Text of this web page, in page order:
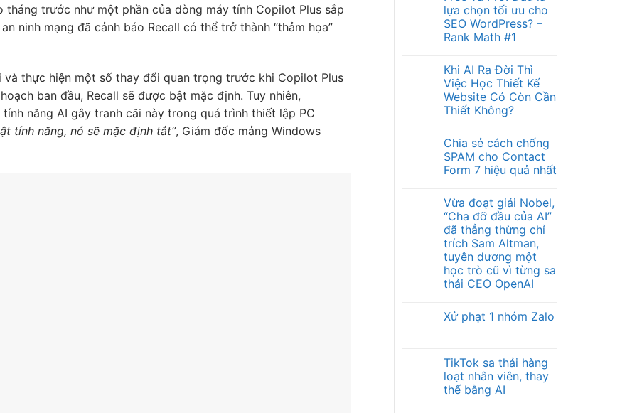
trước như một phần của dòng máy tính Copilot Plus sắp
ninh mạng đã cảnh báo Recall có thể trở thành “thảm họa”
thực hiện một số thay đổi quan trọng trước khi Copilot Plus
ban đầu, Recall sẽ được bật mặc định. Tuy nhiên,
năng AI gây tranh cãi này trong quá trình thiết lập PC
tính năng, nó sẽ mặc định tắt”, Giám đốc mảng Windows
lựa chọn tối ưu cho
SEO WordPress? –
Rank Math #1
Khi AI Ra Đời Thì
Việc Học Thiết Kế
Website Có Còn Cần
Thiết Không?
Chia sẻ cách chống
SPAM cho Contact
Form 7 hiệu quả nhất
Vừa đoạt giải Nobel,
“Cha đỡ đầu của AI”
đã thẳng thừng chỉ
trích Sam Altman,
tuyên dương một
học trò cũ vì từng sa
thải CEO OpenAI
Xử phạt 1 nhóm Zalo
TikTok sa thải hàng
loạt nhân viên, thay
thế bằng AI